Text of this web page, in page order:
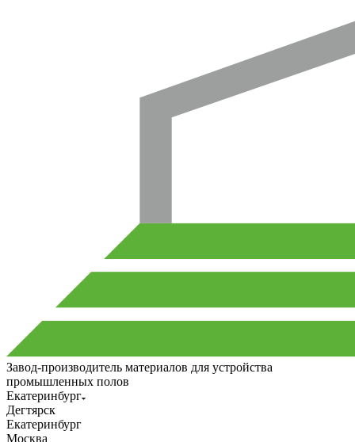
Завод-производитель материалов для устройства
промышленных полов
Екатеринбург
Дегтярск
Екатеринбург
Москва